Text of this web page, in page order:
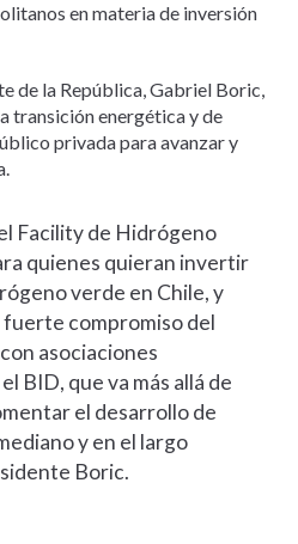
en materia de inversión
de la República, Gabriel Boric,
transición energética y de
privada para avanzar y
Facility de Hidrógeno
quienes quieran invertir
verde en Chile, y
fuerte compromiso del
asociaciones
BID, que va más allá de
el desarrollo de
y en el largo
Boric.